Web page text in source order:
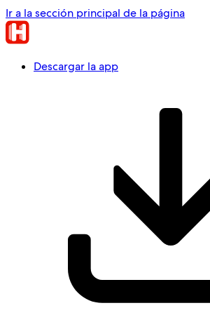
Ir a la sección principal de la página
Descargar la app